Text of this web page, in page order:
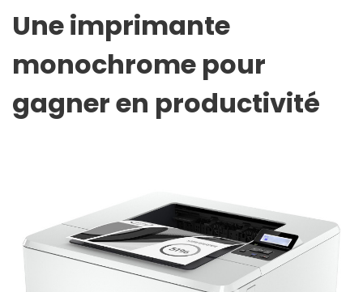
Une imprimante
monochrome pour
gagner en productivité